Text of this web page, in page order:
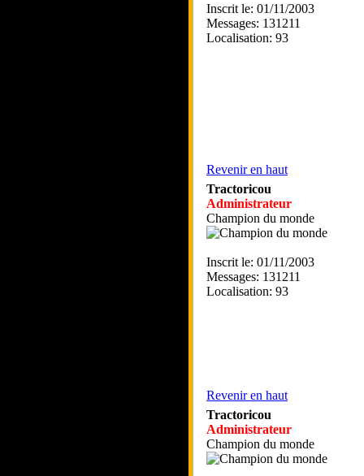
Inscrit le: 01/11/2003
Messages: 131211
Localisation: 93
Revenir en haut
Tractoricou
Administrateur
Champion du monde
Inscrit le: 01/11/2003
Messages: 131211
Localisation: 93
Revenir en haut
Tractoricou
Administrateur
Champion du monde